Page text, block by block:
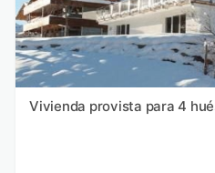
Vivienda provista para 4